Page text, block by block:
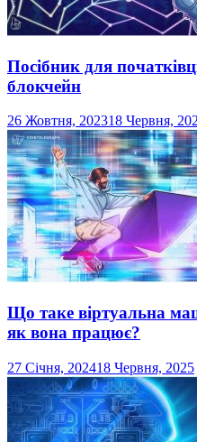
Посібник для
блокчейн
26 Жовтня, 202318 Червня,
Що таке віртуальна
як вона працює?
27 Січня, 202418 Червня, 2025